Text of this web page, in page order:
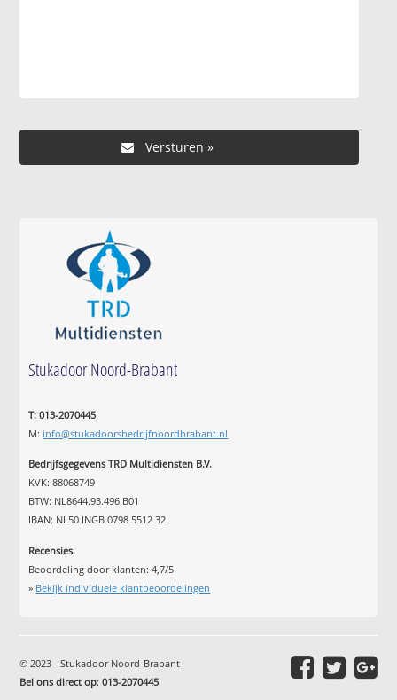
Stukadoor Noord-Brabant
T: 013-2070445
M: info@stukadoorsbedrijfnoordbrabant.nl
Bedrijfsgegevens TRD Multidiensten B.V.
KVK: 88068749
BTW: NL8644.93.496.B01
IBAN: NL50 INGB 0798 5512 32
Recensies
Beoordeling door klanten:4,7/5
» Bekijk individuele klantbeoordelingen
© 2023 - Stukadoor Noord-Brabant
Bel ons direct op:013-2070445